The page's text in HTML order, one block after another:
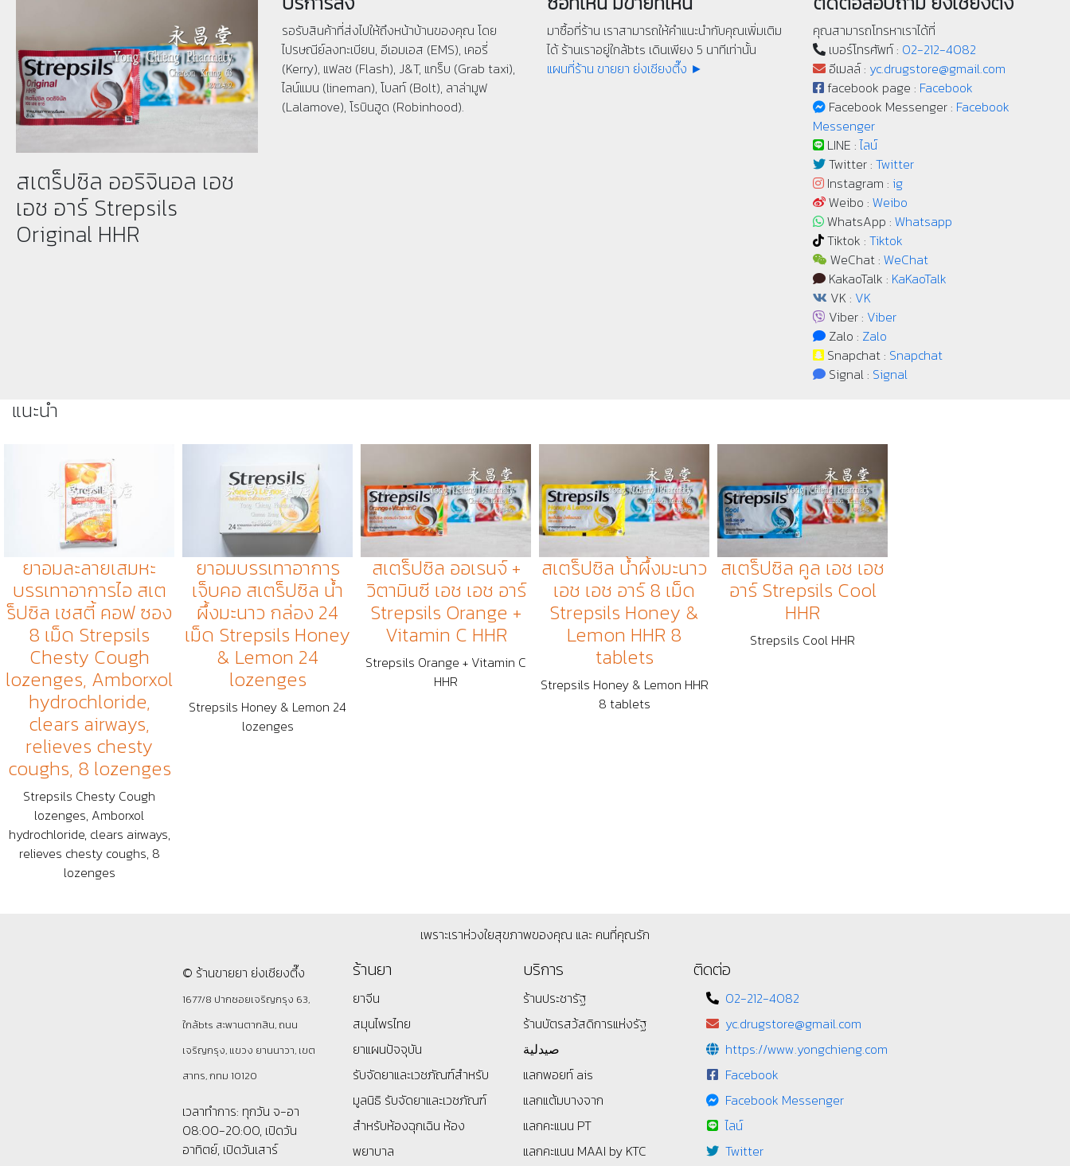
สเตร็ปซิล ออริจินอล เอช
เอช อาร์ Strepsils
Original HHR
รอรับสินค้าที่ส่งไปให้ถึงหน้าบ้านของคุณ โดย
ไปรษณีย์ลงทะเบียน, อีเอมเอส (EMS), เคอรี่
(Kerry), แฟลช (Flash), J&T, แกร็บ (Grab taxi),
ไลน์แมน (lineman), โบลท์ (Bolt), ลาล่ามูฟ
(Lalamove), โรบินฮูด (Robinhood).
มาซื้อที่ร้าน เราสามารถให้คำแนะนำกับคุณเพิ่มเติม
ได้ ร้านเราอยู่ใกล้bts เดินเพียง 5 นาทีเท่านั้น
แผนที่ร้าน ขายยา ย่งเชียงตึ๊ง ►
คุณสามารถโทรหาเราได้ที่
เบอร์โทรศัพท์ : 02-212-4082
อีเมลล์ : yc.drugstore@gmail.com
facebook page : Facebook
Facebook Messenger : Facebook
Messenger
LINE :ไลน์
Twitter : Twitter
Instagram : ig
Weibo : Weibo
WhatsApp : Whatsapp
Tiktok : Tiktok
WeChat : WeChat
KakaoTalk : KaKaoTalk
VK : VK
Viber : Viber
Zalo : Zalo
Snapchat : Snapchat
Signal : Signal
แนะนำ
ยาอมละลายเสมหะ
บรรเทาอาการไอ สเต
ร็ปซิล เชสตี้ คอฟ ซอง
8 เม็ด Strepsils
Chesty Cough
lozenges, Amborxol
hydrochloride,
clears airways,
relieves chesty
coughs, 8 lozenges
Strepsils Chesty Cough
lozenges, Amborxol
hydrochloride, clears airways,
relieves chesty coughs, 8
lozenges
ยาอมบรรเทาอาการ
เจ็บคอ สเตร็ปซิล น้ำ
ผึ้งมะนาว กล่อง 24
เม็ด Strepsils Honey
& Lemon 24
lozenges
Strepsils Honey & Lemon 24
lozenges
สเตร็ปซิล ออเรนจ์ +
วิตามินซี เอช เอช อาร์
Strepsils Orange +
Vitamin C HHR
Strepsils Orange + Vitamin C
HHR
สเตร็ปซิล น้ำผึ้งมะนาว
เอช เอช อาร์ 8 เม็ด
Strepsils Honey &
Lemon HHR 8
tablets
Strepsils Honey & Lemon HHR
8 tablets
สเตร็ปซิล คูล เอช เอช
อาร์ Strepsils Cool
HHR
Strepsils Cool HHR
เพราะเราห่วงใยสุขภาพของคุณ และ คนที่คุณรัก
© ร้านขายยา ย่งเชียงตึ๊ง
1677/8 ปากซอยเจริญกรุง 63,
ใกล้bts สะพานตากสิน, ถนน
เจริญกรุง, แขวง ยานนาวา, เขต
สาทร, กทม 10120
เวลาทำการ: ทุกวัน จ-อา
08:00-20:00, เปิดวัน
อาทิตย์, เปิดวันเสาร์
ร้านยา
ยาจีน
สมุนไพรไทย
ยาแผนปัจจุบัน
รับจัดยาและเวชภัณฑ์สำหรับ
มูลนิธิ รับจัดยาและเวชภัณฑ์
สำหรับห้องฉุกเฉิน ห้อง
พยาบาล
บริการ
ร้านประชารัฐ
ร้านบัตรสว้สดิการแห่งรัฐ
صيدلية
แลกพอยท์ ais
แลกแต้มบางจาก
แลกคะแนน PT
แลกคะแนน MAAI by KTC
ติดต่อ
02-212-4082
yc.drugstore@gmail.com
https://www.yongchieng.com
Facebook
Facebook Messenger
ไลน์
Twitter